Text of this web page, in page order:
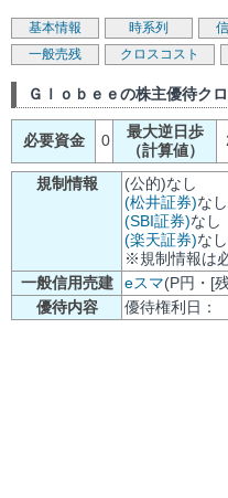
基本情報 時系列
一般売残
クロスコスト
Ｇｌｏｂｅｅの株主優待ク
必要資金 0
最大逆日歩
（計算値）
規制情報
(公的)なし
(松井証券)なし
(SBI証券)なし
(楽天証券)なし
※規制情報は
一般信用売建
eスマ(P円・[
優待内容
優待権利日：